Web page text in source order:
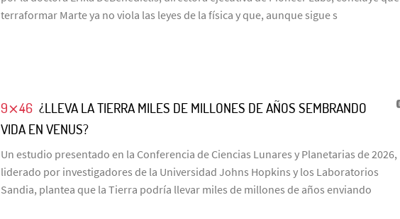
terraformar Marte ya no viola las leyes de la física y que, aunque sigue s
9⨯46 ¿LLEVA LA TIERRA MILES DE MILLONES DE AÑOS SEMBRANDO
VIDA EN VENUS?
Un estudio presentado en la Conferencia de Ciencias Lunares y Planetarias de 2026,
liderado por investigadores de la Universidad Johns Hopkins y los Laboratorios
Sandia, plantea que la Tierra podría llevar miles de millones de años enviando